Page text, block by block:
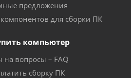
предложения
для сборки ПК
компьютер
на вопросы – FAQ
сборку ПК